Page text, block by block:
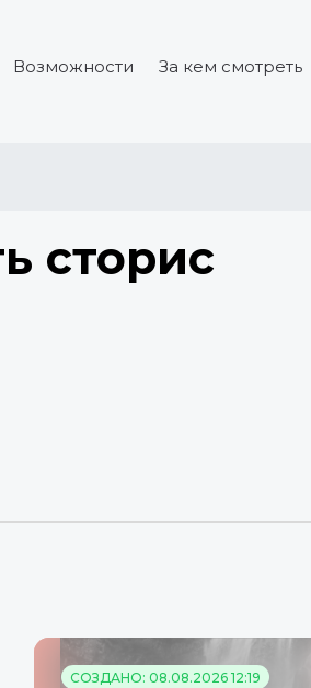
Возможности За кем смотреть
сторис
СОЗДАНО: 08.08.2026 12:19